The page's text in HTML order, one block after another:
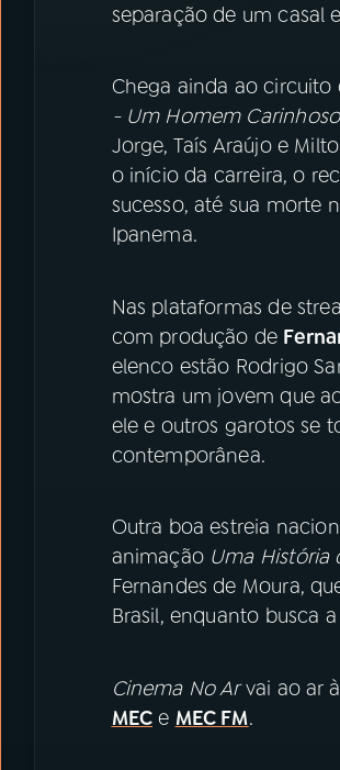
separação de um casal
Chega ainda ao
- Um Homem Carinhoso
Jorge, Taís Araújo e
o início da carreira, o
sucesso, até sua morte
Ipanema.
Nas plataformas de
com produção de
elenco estão Rodrigo
mostra um jovem que
ele e outros garotos se
contemporânea.
Outra boa estreia
animação Uma História
Fernandes de Moura,
Brasil, enquanto busca
Cinema No Arvai ao ar
MEC e MEC FM.